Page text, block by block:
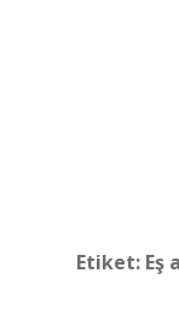
Etiket: Eş